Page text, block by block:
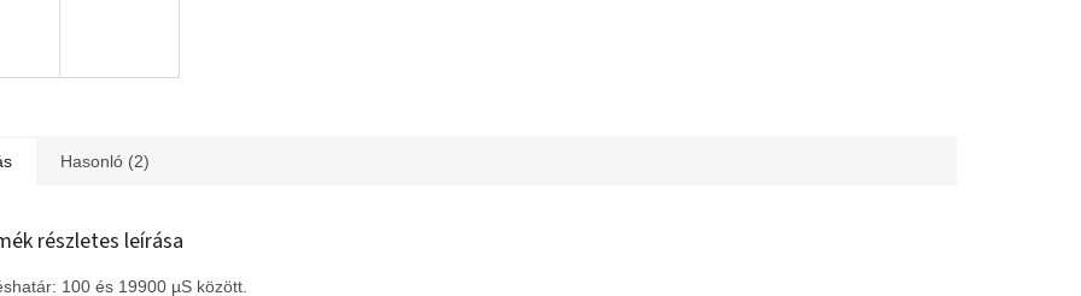
Hasonló (2)
részletes leírása
100 és 19900 µS között.